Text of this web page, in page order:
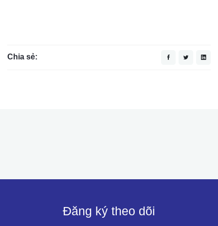
Chia sẻ:
Đăng ký theo dõi